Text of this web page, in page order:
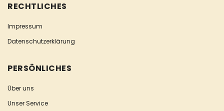
RECHTLICHES
Impressum
Datenschutzerklärung
PERSÖNLICHES
Über uns
Unser Service